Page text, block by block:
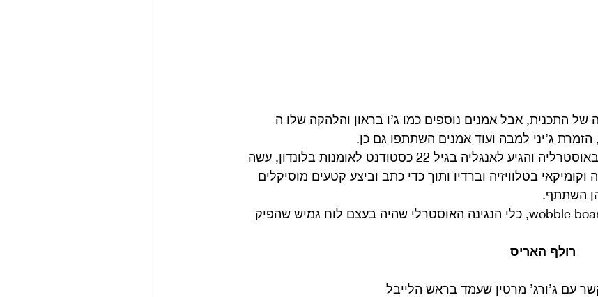
התכנית, אבל אמנים נוספים כמו ג’ו בראון והלהקה שלו ה
המנחה רולף האריס שנולד באוסטרליה והגיע לאנגליה בגיל 22 כסטודנט לאומנות בלונדון, עשה
בטלוויזיה וברדיו ותוך כדי כתב וביצע קטעים מוסיקלים
השתתף.
מדי פעם הוא שילב את ה wobble board, כלי הנגינה האוסטרלי שהיה בעצם לוח גמיש שהפיק
רולף האריס
יצר קשר עם ג’ורג’ מרטין שעמד בראש הלייבל